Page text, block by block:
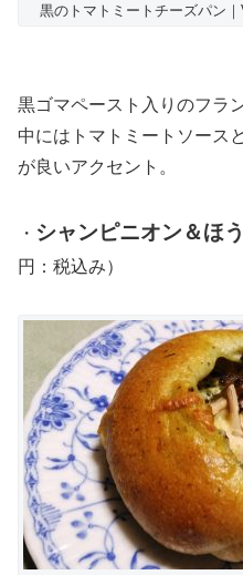
黒のトマトミートチーズパン
黒ゴマペースト入りのフラ
中にはトマトミートソース
が良いアクセント。
・ シャンピニオン＆ほ
円：税込み）